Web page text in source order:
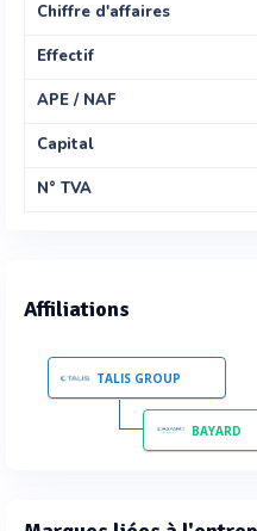
Chiffre d'affaires
Effectif
APE / NAF
Capital
N° TVA
Affiliations
TALIS GROUP
BAYARD